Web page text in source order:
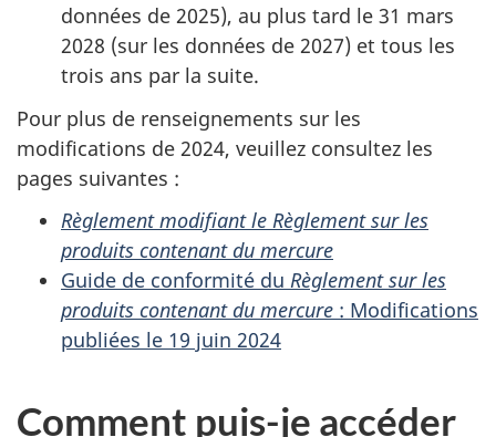
données de 2025), au plus tard le 31 mars
2028 (sur les données de 2027) et tous les
trois ans par la suite.
Pour plus de renseignements sur les
modifications de 2024, veuillez consultez les
pages suivantes :
Règlement modifiant le Règlement sur les
produits contenant du mercure
Guide de conformité du Règlement sur les
produits contenant du mercure : Modifications
publiées le 19 juin 2024
Comment puis-je accéder